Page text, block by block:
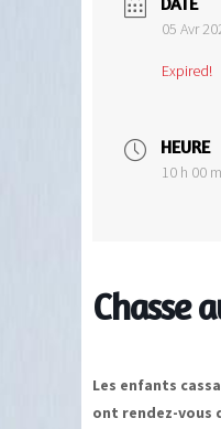
05 Avr
Expired!
HEURE
10 h 00
Chasse
Les enfants
ont rendez-vous